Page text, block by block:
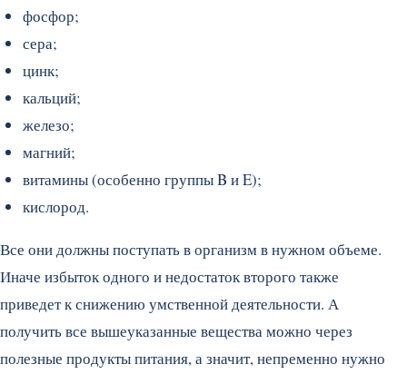
фосфор;
сера;
цинк;
кальций;
железо;
магний;
витамины (особенно группы B и E);
кислород.
Все они должны поступать в организм в нужном объеме.
Иначе избыток одного и недостаток второго также
приведет к снижению умственной деятельности. А
получить все вышеуказанные вещества можно через
полезные продукты питания, а значит, непременно нужно